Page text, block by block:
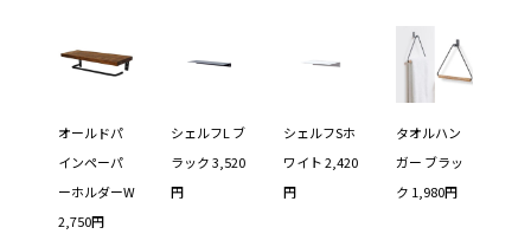
オールドパ
インペーパ
ーホルダーW
2,750円
シェルフL ブ
ラック 3,520
円
シェルフSホ
ワイト 2,420
円
タオルハン
ガー ブラッ
ク 1,980円